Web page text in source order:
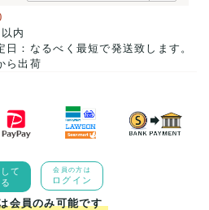
内
日：なるべく最短で発送致します。
ら出荷
て
会員の方は
ログイン
会員のみ可能です